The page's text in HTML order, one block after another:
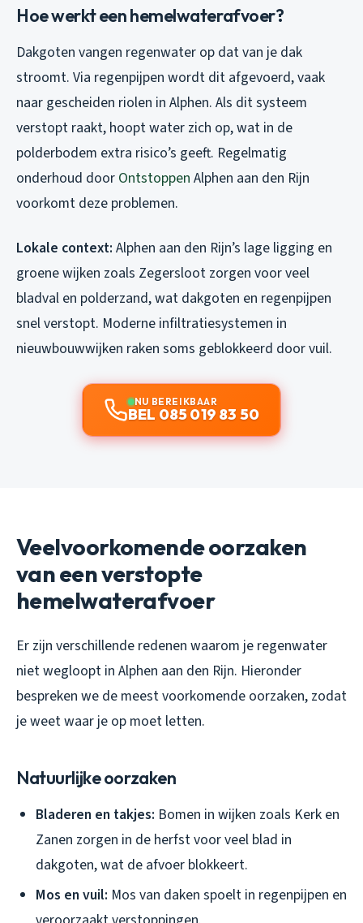
Hoe werkt een hemelwaterafvoer?
Dakgoten vangen regenwater op dat van je dak
stroomt. Via regenpijpen wordt dit afgevoerd, vaak
naar gescheiden riolen in Alphen. Als dit systeem
verstopt raakt, hoopt water zich op, wat in de
polderbodem extra risico’s geeft. Regelmatig
onderhoud door Ontstoppen Alphen aan den Rijn
voorkomt deze problemen.
Lokale context: Alphen aan den Rijn’s lage ligging en
groene wijken zoals Zegersloot zorgen voor veel
bladval en polderzand, wat dakgoten en regenpijpen
snel verstopt. Moderne infiltratiesystemen in
nieuwbouwwijken raken soms geblokkeerd door vuil.
NU BEREIKBAAR
BEL 085 019 83 50
Veelvoorkomende oorzaken
van een verstopte
hemelwaterafvoer
Er zijn verschillende redenen waarom je regenwater
niet wegloopt in Alphen aan den Rijn. Hieronder
bespreken we de meest voorkomende oorzaken, zodat
je weet waar je op moet letten.
Natuurlijke oorzaken
Bladeren en takjes: Bomen in wijken zoals Kerk en
Zanen zorgen in de herfst voor veel blad in
dakgoten, wat de afvoer blokkeert.
Mos en vuil: Mos van daken spoelt in regenpijpen en